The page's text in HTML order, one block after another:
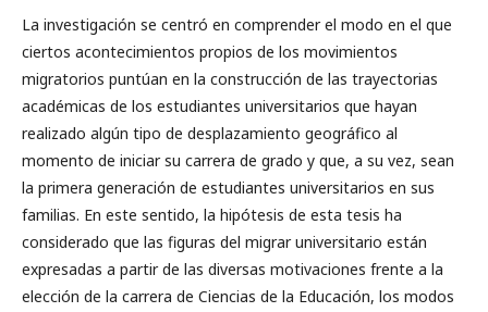
La investigación se centró en comprender el modo en el que
ciertos acontecimientos propios de los movimientos
migratorios puntúan en la construcción de las trayectorias
académicas de los estudiantes universitarios que hayan
realizado algún tipo de desplazamiento geográfico al
momento de iniciar su carrera de grado y que, a su vez, sean
la primera generación de estudiantes universitarios en sus
familias. En este sentido, la hipótesis de esta tesis ha
considerado que las figuras del migrar universitario están
expresadas a partir de las diversas motivaciones frente a la
elección de la carrera de Ciencias de la Educación, los modos